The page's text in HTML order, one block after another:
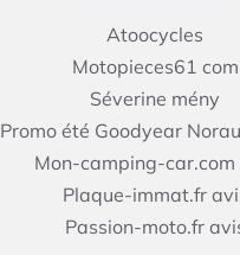
Atoocycles
Motopieces61 com
Séverine mény
Promo été Goodyear
Mon-camping-car.com
Plaque-immat.fr
Passion-moto.fr